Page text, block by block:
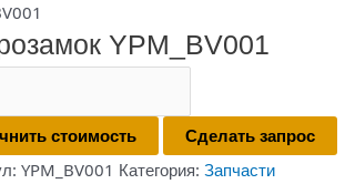
YPM_BV001
стоимость
Сделать запрос
YPM_BV001 Категория: Запчасти